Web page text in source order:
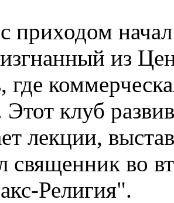
приходом
из
где
Этот клуб
лекции,
священник во
Религия".